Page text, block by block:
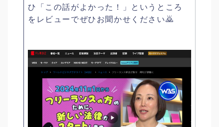
ひ「この話がよかった！」というところ
をレビューでぜひお聞かせください🙇